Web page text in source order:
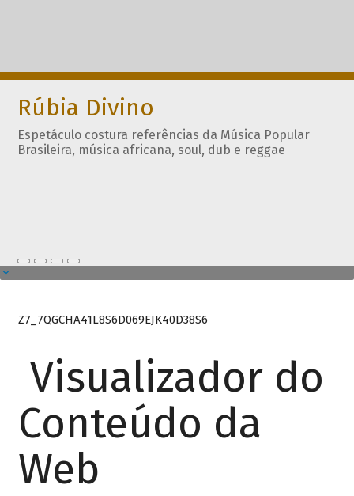
Rúbia Divino
Espetáculo costura referências da Música Popular
Brasileira, música africana, soul, dub e reggae
Z7_7QGCHA41L8S6D069EJK40D38S6
Visualizador do
Conteúdo da
Web